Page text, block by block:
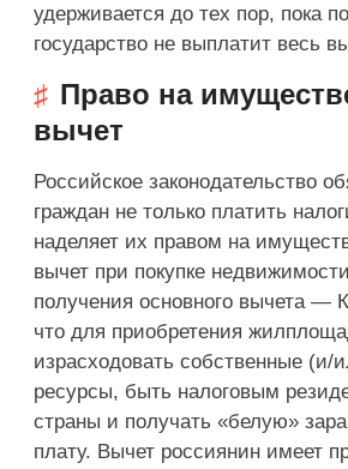
удерживается до тех пор, пока
государство не выплатит весь
Право на
вычет
Российское законодательство
граждан не только платить
наделяет их правом на
вычет при покупке
получения основного вычета —
что для приобретения
израсходовать собственные (и/
ресурсы, быть налоговым
страны и получать «белую»
плату. Вычет россиянин имеет